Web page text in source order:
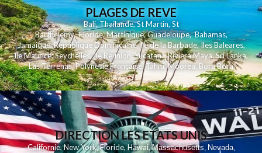
PLAGES DE REVE
Bali,Thailande,St Martin,St
Barthelemy,Floride,Martinique,Guadeloupe,Bahamas,
Jamaique,Republique Dominicaine,Ile de la Barbade,Iles Baleares,
Ile Maurice,Seychelles,Ile Reunion,Yucatan - Riviera Maya,Sri Lanka,
Las Terrenas,Polynesie Française,Tahiti,Moorea, Bora Bora
DIRECTION LES ETATS UNIS
Californie,New York,Floride,Hawai,Massachusetts, Nevada,